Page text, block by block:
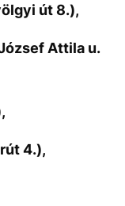
út 8.),
Attila u.
4.),